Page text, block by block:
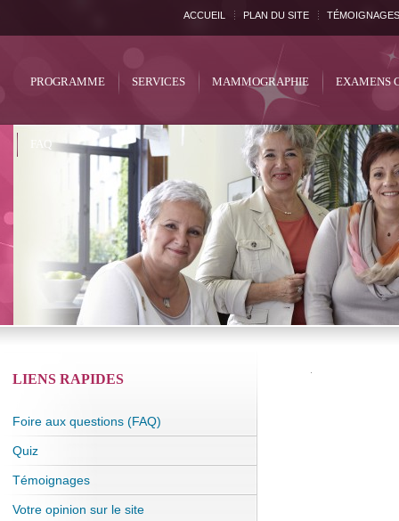
ACCUEIL PLAN DU SITE TÉMOIGNAGES
PROGRAMME SERVICES MAMMOGRAPHIE EXAMENS
FAQ
LIENS RAPIDES
Foire aux questions (FAQ)
Quiz
Témoignages
Votre opinion sur le site